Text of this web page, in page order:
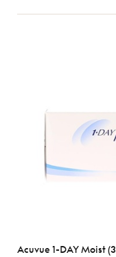
Acuvue 1-DAY Moist